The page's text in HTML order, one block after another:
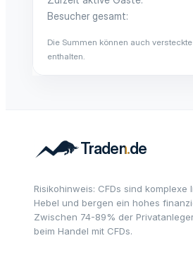
Besucher gesamt
Die Summen können auch
enthalten.
Risikohinweis: CFDs sind komplexe
Hebel und bergen ein hohes
Zwischen 74-89% der
beim Handel mit CFDs.